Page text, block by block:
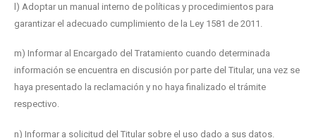
l) Adoptar un manual interno de políticas y procedimientos para
garantizar el adecuado cumplimiento de la Ley 1581 de 2011.
m) Informar al Encargado del Tratamiento cuando determinada
información se encuentra en discusión por parte del Titular, una vez se
haya presentado la reclamación y no haya finalizado el trámite
respectivo.
n) Informar a solicitud del Titular sobre el uso dado a sus datos.